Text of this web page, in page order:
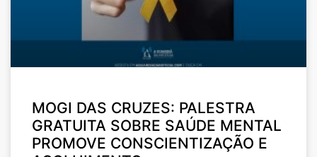
MOGI DAS CRUZES: PALESTRA
GRATUITA SOBRE SAÚDE MENTAL
PROMOVE CONSCIENTIZAÇÃO E